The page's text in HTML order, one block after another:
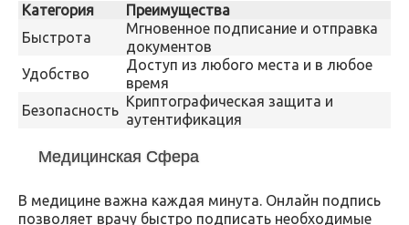
Категория
Преимущества
Быстрота
Мгновенное подписание и отправка
документов
Удобство
Доступ из любого места и в любое
время
Безопасность
Криптографическая защита и
аутентификация
Медицинская Сфера
В медицине важна каждая минута. Онлайн подпись
позволяет врачу быстро подписать необходимые